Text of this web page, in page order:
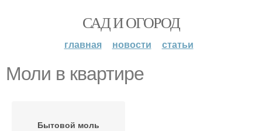
САД И ОГОРОД
главная новости статьи
Моли в квартире
Бытовой моль